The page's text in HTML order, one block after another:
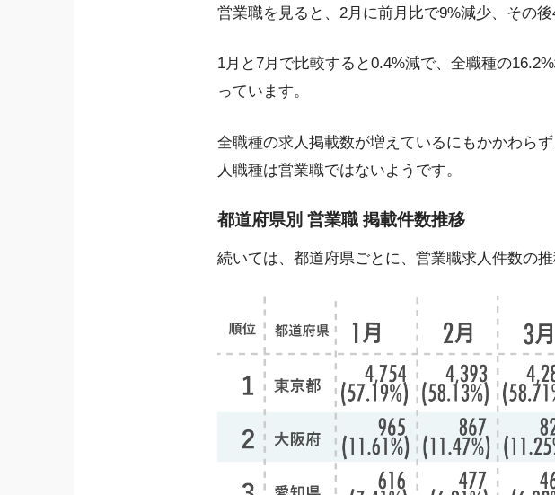
営業職を見ると、2月に前月比で9%減少、その
1月と7月で比較すると0.4%減で、全職種の
っています。
全職種の求人掲載数が増えているにもかかわら
人職種は営業職ではないようです。
都道府県別 営業職 掲載件数推移
続いては、都道府県ごとに、営業職求人件数の推